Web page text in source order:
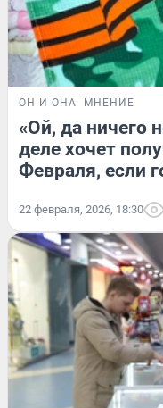
ОН И ОНА МНЕНИЕ
«Ой, да ничего
деле хочет
Февраля, если
22 февраля, 2026, 18:30